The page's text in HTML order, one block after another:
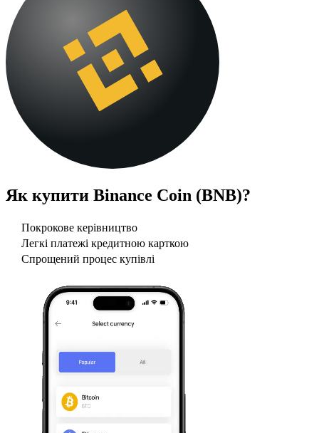
Як купити Binance Coin (BNB)?
Покрокове керівництво
Легкі платежі кредитною карткою
Спрощений процес купівлі